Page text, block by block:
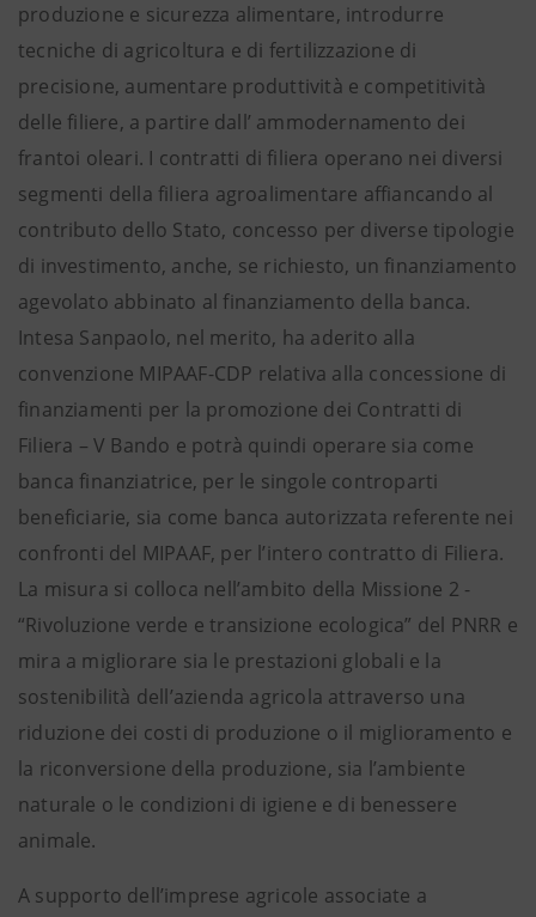
produzione e sicurezza alimentare, introdurre
tecniche di agricoltura e di fertilizzazione di
precisione, aumentare produttività e competitività
delle filiere, a partire dall’ ammodernamento dei
frantoi oleari. I contratti di filiera operano nei diversi
segmenti della filiera agroalimentare affiancando al
contributo dello Stato, concesso per diverse tipologie
di investimento, anche, se richiesto, un finanziamento
agevolato abbinato al finanziamento della banca.
Intesa Sanpaolo, nel merito, ha aderito alla
convenzione MIPAAF-CDP relativa alla concessione di
finanziamenti per la promozione dei Contratti di
Filiera – V Bando e potrà quindi operare sia come
banca finanziatrice, per le singole controparti
beneficiarie, sia come banca autorizzata referente nei
confronti del MIPAAF, per l’intero contratto di Filiera.
La misura si colloca nell’ambito della Missione 2 -
“Rivoluzione verde e transizione ecologica” del PNRR e
mira a migliorare sia le prestazioni globali e la
sostenibilità dell’azienda agricola attraverso una
riduzione dei costi di produzione o il miglioramento e
la riconversione della produzione, sia l’ambiente
naturale o le condizioni di igiene e di benessere
animale.
A supporto dell’imprese agricole associate a